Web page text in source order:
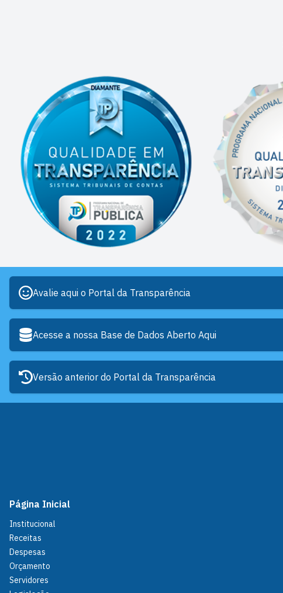
Avalie aqui o Portal da Transparência
Acesse a nossa Base de Dados Aberto Aqui
Versão anterior do Portal da Transparência
Página Inicial
Institucional
Receitas
Despesas
Orçamento
Servidores